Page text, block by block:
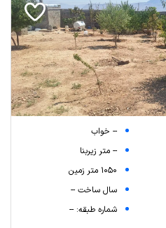
-- خواب
-- متر زیربنا
1050 متر زمین
سال ساخت --
شماره طبقه: --